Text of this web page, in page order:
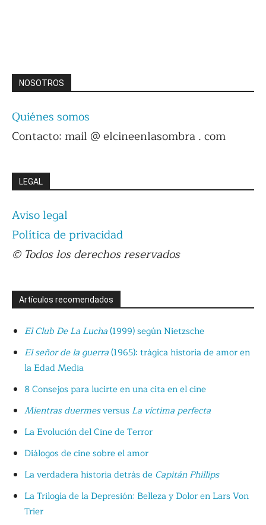
NOSOTROS
Quiénes somos
Contacto: mail @ elcineenlasombra . com
LEGAL
Aviso legal
Política de privacidad
© Todos los derechos reservados
Artículos recomendados
El Club De La Lucha(1999) según Nietzsche
El señor de la guerra(1965): trágica historia de amor en
la Edad Media
8 Consejos para lucirte en una cita en el cine
Mientras duermesversus La víctima perfecta
La Evolución del Cine de Terror
Diálogos de cine sobre el amor
La verdadera historia detrás de Capitán Phillips
La Trilogía de la Depresión: Belleza y Dolor en Lars Von
Trier